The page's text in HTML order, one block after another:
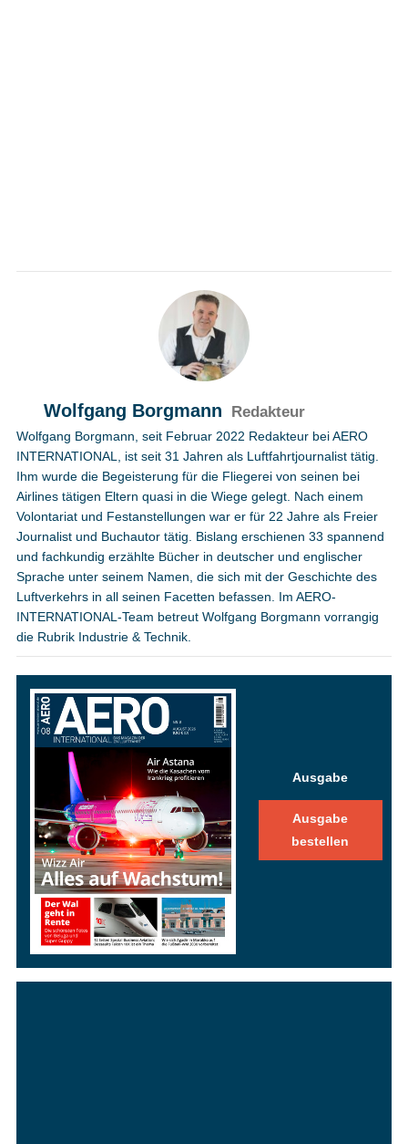
Wolfgang Borgmann Redakteur
Wolfgang Borgmann, seit Februar 2022 Redakteur bei AERO
INTERNATIONAL, ist seit 31 Jahren als Luftfahrtjournalist tätig.
Ihm wurde die Begeisterung für die Fliegerei von seinen bei
Airlines tätigen Eltern quasi in die Wiege gelegt. Nach einem
Volontariat und Festanstellungen war er für 22 Jahre als Freier
Journalist und Buchautor tätig. Bislang erschienen 33 spannend
und fachkundig erzählte Bücher in deutscher und englischer
Sprache unter seinem Namen, die sich mit der Geschichte des
Luftverkehrs in all seinen Facetten befassen. Im AERO-
INTERNATIONAL-Team betreut Wolfgang Borgmann vorrangig
die Rubrik Industrie & Technik.
Ausgabe
Ausgabe
bestellen